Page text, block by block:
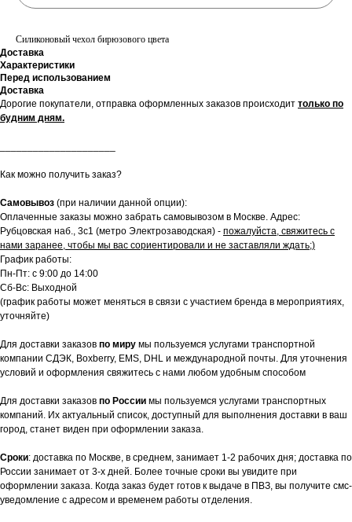
Силиконовый чехол бирюзового цвета
Доставка
Характеристики
Перед использованием
Доставка
Дорогие покупатели, отправка оформленных заказов происходит только по
будним дням.
Как можно получить заказ?
Самовывоз (при наличии данной опции):
Оплаченные заказы можно забрать самовывозом в Москве. Адрес:
Рубцовская наб., 3с1 (метро Электрозаводская) - пожалуйста, свяжитесь с
нами заранее, чтобы мы вас сориентировали и не заставляли ждать;)
График работы:
Пн-Пт: с 9:00 до 14:00
Сб-Вс: Выходной
(график работы может меняться в связи с участием бренда в мероприятиях,
уточняйте)
Для доставки заказов по миру мы пользуемся услугами транспортной
компании СДЭК, Boxberry, EMS, DHL и международной почты. Для уточнения
условий и оформления свяжитесь с нами любом удобным способом
Для доставки заказов по России мы пользуемся услугами транспортных
компаний. Их актуальный список, доступный для выполнения доставки в ваш
город, станет виден при оформлении заказа.
Сроки: доставка по Москве, в среднем, занимает 1-2 рабочих дня; доставка по
России занимает от 3-х дней. Более точные сроки вы увидите при
оформлении заказа. Когда заказ будет готов к выдаче в ПВЗ, вы получите смс-
уведомление с адресом и временем работы отделения.